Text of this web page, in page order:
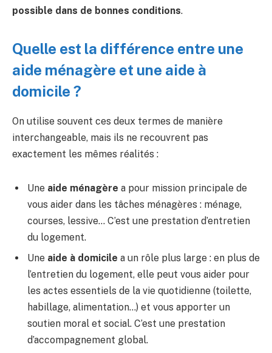
possible dans de bonnes conditions.
Quelle est la différence entre une
aide ménagère et une aide à
domicile ?
On utilise souvent ces deux termes de manière
interchangeable, mais ils ne recouvrent pas
exactement les mêmes réalités :
Une aide ménagère a pour mission principale de
vous aider dans les tâches ménagères : ménage,
courses, lessive… C’est une prestation d’entretien
du logement.
Une aide à domicile a un rôle plus large : en plus de
l’entretien du logement, elle peut vous aider pour
les actes essentiels de la vie quotidienne (toilette,
habillage, alimentation…) et vous apporter un
soutien moral et social. C’est une prestation
d’accompagnement global.